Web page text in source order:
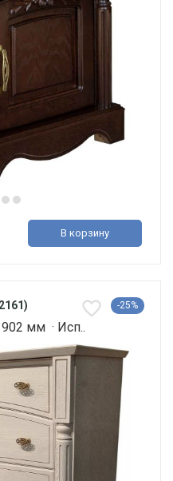
В корзину
-25%
мм · Исп..